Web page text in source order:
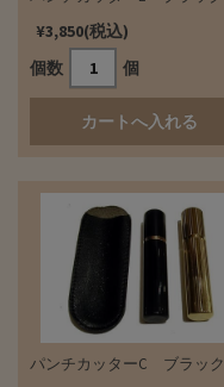
¥3,850(税込)
個数
個
パンチカッターC ブラック